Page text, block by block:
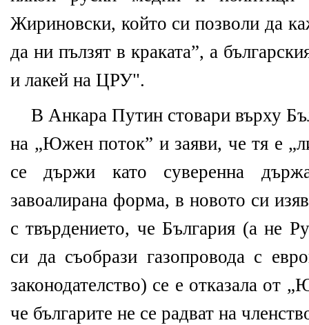
Жириновски, който си позволи да
да ни пълзят в краката”, а
и лакей на ЦРУ".
В Анкара Путин стовари върху
на „Южен поток” и заяви, че тя е
се държи като суверенна
завоалирана форма, в новото си
с твърдението, че България (а не
си да съобрази газопровода с
законодателство) се е отказала от
че българите не се радват на